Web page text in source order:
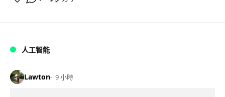
人工智能
Lawton 9 小時